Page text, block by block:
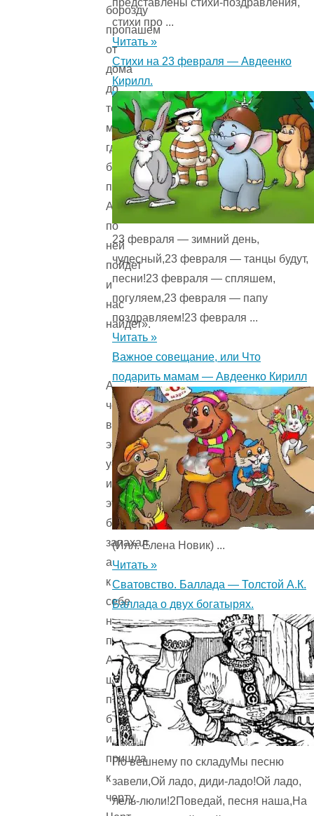
борозду
пропашем
от
дома
до
того
места,
где
будем
пахать:
Аленушка
по
ней
пойдет
и
нас
найдет».
А
черт
все
это
услыхал
и
эту
борозду
запахал,
а
к
себе
новую
припахал.
Аленушка
шла
по
борозде
и
пришла
к
черту.
стихи про ...
Читать »
Стихи на 23 февраля — Авдеенко
Кирилл.
23 февраля — зимний день,
чудесный,23 февраля — танцы будут,
песни!23 февраля — спляшем,
погуляем,23 февраля — папу
поздравляем!23 февраля ...
Читать »
Важное совещание, или Что
подарить мамам — Авдеенко Кирилл
(Илл. Елена Новик) ...
Читать »
Сватовство. Баллада — Толстой А.К.
Баллада о двух богатырях.
По вешнему по складуМы песню
завели,Ой ладо, диди-ладо!Ой ладо,
лель-люли!2Поведай, песня наша,На